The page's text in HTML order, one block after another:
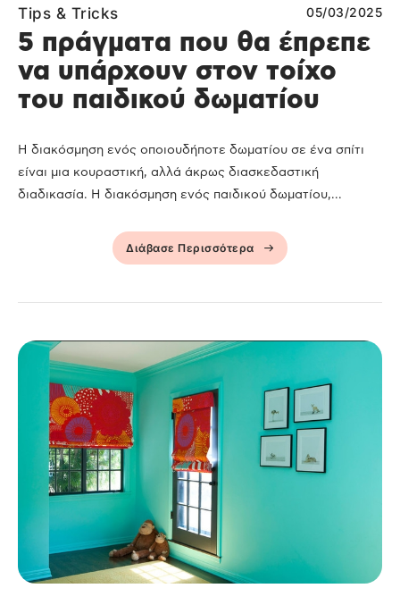
Tips & Tricks 05/03/2025
5 πράγματα που θα έπρεπε
να υπάρχουν στον τοίχο
του παιδικού δωματίου
Η διακόσμηση ενός οποιουδήποτε δωματίου σε ένα σπίτι
είναι μια κουραστική, αλλά άκρως διασκεδαστική
διαδικασία. Η διακόσμηση ενός παιδικού δωματίου,...
Διάβασε Περισσότερα